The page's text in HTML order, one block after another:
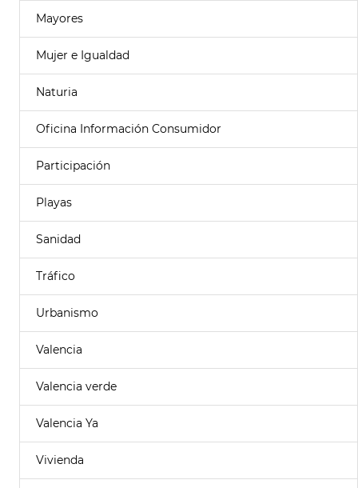
Mayores
Mujer e Igualdad
Naturia
Oficina Información Consumidor
Participación
Playas
Sanidad
Tráfico
Urbanismo
Valencia
Valencia verde
Valencia Ya
Vivienda